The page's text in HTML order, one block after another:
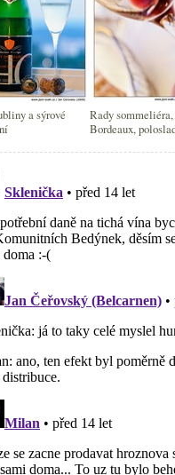
a sýrové
Rady sommeliéra,
Bordeaux,